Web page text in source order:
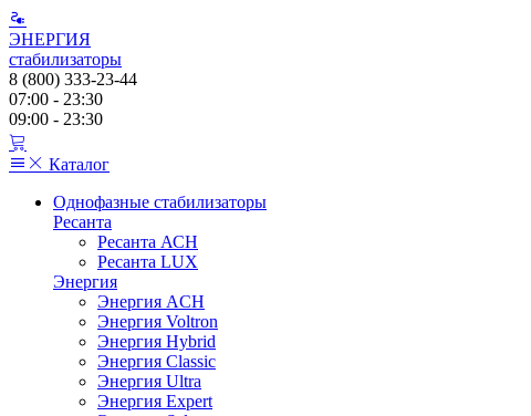
ЭНЕРГИЯ
стабилизаторы
8 (800) 333-23-44
07:00 - 23:30
09:00 - 23:30
Каталог
Однофазные стабилизаторы
Ресанта
Ресанта АСН
Ресанта LUX
Энергия
Энергия ACH
Энергия Voltron
Энергия Hybrid
Энергия Classic
Энергия Ultra
Энергия Expert